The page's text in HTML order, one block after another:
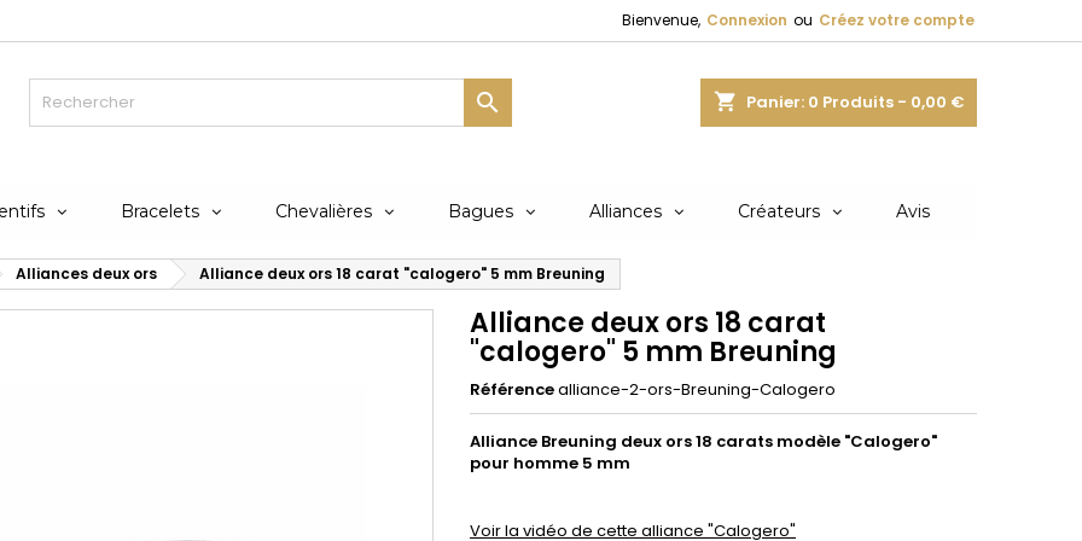
Bienvenue, Connexion ou Créez votre compte
shopping_cart Panier: 0 Produits - 0,00 €

Bracelets Chevalières Bagues Alliances Créateurs Avis
Alliances deux ors Alliance deux ors 18 carat "calogero" 5 mm Breuning
Alliance deux ors 18 carat
"calogero" 5 mm Breuning
Référencealliance-2-ors-Breuning-Calogero
Alliance Breuning deux ors 18 carats modèle "Calogero"
pour homme 5 mm
Voir la vidéo de cette alliance "Calogero"